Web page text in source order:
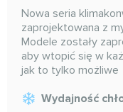
Nowa seria
zaprojektowana z
Modele zostały
aby wtopić się w
jak to tylko możliwe
Wydajność